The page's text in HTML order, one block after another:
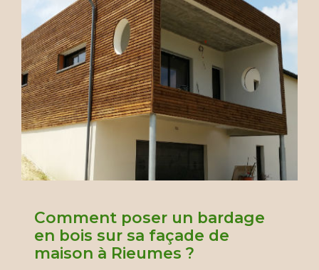
Comment poser un bardage
en bois sur sa façade de
maison à Rieumes ?